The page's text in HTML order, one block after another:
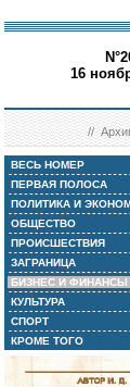
16
//
ВЕСЬ НОМЕР
ПЕРВАЯ ПОЛОСА
ПОЛИТИКА И
ОБЩЕСТВО
ПРОИСШЕСТВИЯ
ЗАГРАНИЦА
БИЗНЕС И ФИНАНСЫ
КУЛЬТУРА
СПОРТ
КРОМЕ ТОГО